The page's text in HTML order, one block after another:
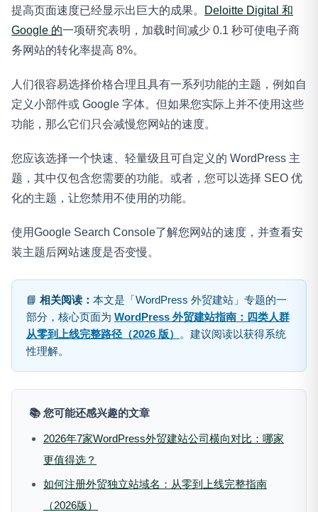
提高页面速度已经显示出巨大的成果。
Deloitte Digital 和
Google 的一项研究表明，加载时间减少 0.1 秒可使电子商
务网站的转化率提高 8%。
人们很容易选择价格合理且具有一系列功能的主题，例如自
定义小部件或 Google 字体。但如果您实际上并不使用这些
功能，那么它们只会减慢您网站的速度。
您应该选择一个快速、轻量级且可自定义的 WordPress 主
题，其中仅包含您需要的功能。或者，您可以选择 SEO 优
化的主题，让您禁用不使用的功能。
使用Google Search Console了解您网站的速度，并查看安
装主题后网站速度是否变慢。
📘 相关阅读： 本文是「WordPress 外贸建站」专题的一
部分，核心页面为 WordPress 外贸建站指南：四类人群
从零到上线完整路径（2026 版）
。建议阅读以获得系统
性理解。
📚 您可能还感兴趣的文章
2026年7家WordPress外贸建站公司横向对比：哪家
更值得选？
如何注册外贸独立站域名：从零到上线完整指南
（2026版）